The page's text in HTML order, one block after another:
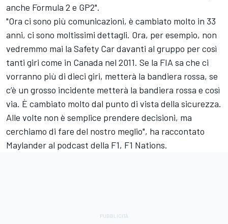
anche Formula 2 e GP2".
"Ora ci sono più comunicazioni, è cambiato molto in 33
anni, ci sono moltissimi dettagli. Ora, per esempio, non
vedremmo mai la Safety Car davanti al gruppo per così
tanti giri come in Canada nel 2011. Se la FIA sa che ci
vorranno più di dieci giri, metterà la bandiera rossa, se
c’è un grosso incidente metterà la bandiera rossa e così
via. È cambiato molto dal punto di vista della sicurezza.
Alle volte non è semplice prendere decisioni, ma
cerchiamo di fare del nostro meglio", ha raccontato
Maylander al podcast della F1, F1 Nations.